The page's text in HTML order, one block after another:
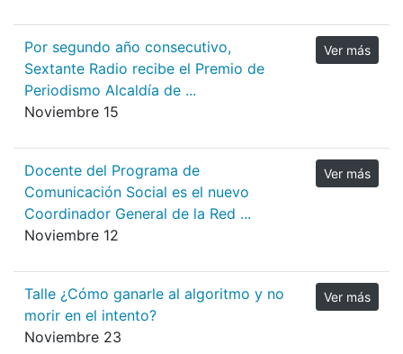
Por segundo año consecutivo,
Sextante Radio recibe el Premio de
Periodismo Alcaldía de ...
Noviembre 15
Ver más
Docente del Programa de
Comunicación Social es el nuevo
Coordinador General de la Red ...
Noviembre 12
Ver más
Talle ¿Cómo ganarle al algoritmo y no
morir en el intento?
Noviembre 23
Ver más